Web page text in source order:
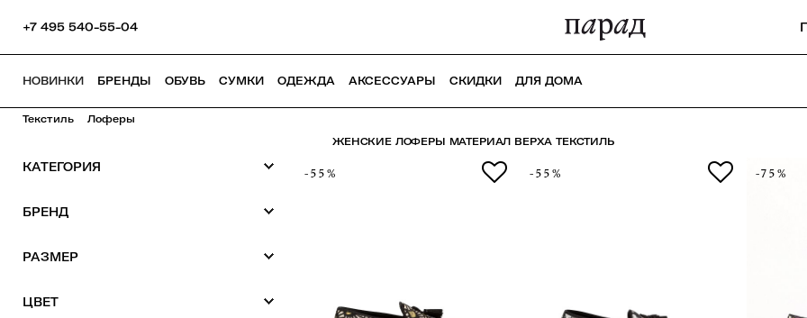
+7 495 540-55-04
НОВИНКИ БРЕНДЫ ОБУВЬ СУМКИ ОДЕЖДА АКСЕССУАРЫ СКИДКИ ДЛЯ ДОМА
Текстиль
Лоферы
ЖЕНСКИЕ ЛОФЕРЫ МАТЕРИАЛ ВЕРХА ТЕКСТИЛЬ
КАТЕГОРИЯ
БРЕНД
РАЗМЕР
ЦВЕТ
-55% -55% -75%